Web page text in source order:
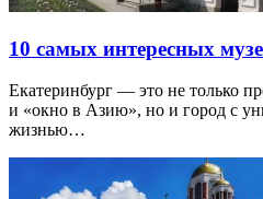
10 самых интересных
Екатеринбург — это не только
и «окно в Азию», но и город с
жизнью…